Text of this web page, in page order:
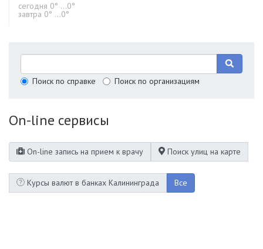
сегодня 0° ...0°
завтра 0° ...0°
Поиск по справке Поиск по организациям
On-line сервисы
On-line запись на прием к врачу Поиск улиц на карте
Курсы валют в банках Калининграда Все